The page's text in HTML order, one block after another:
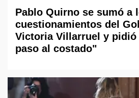
Pablo Quirno se sumó a
cuestionamientos del
Victoria Villarruel y pidió
paso al costado"